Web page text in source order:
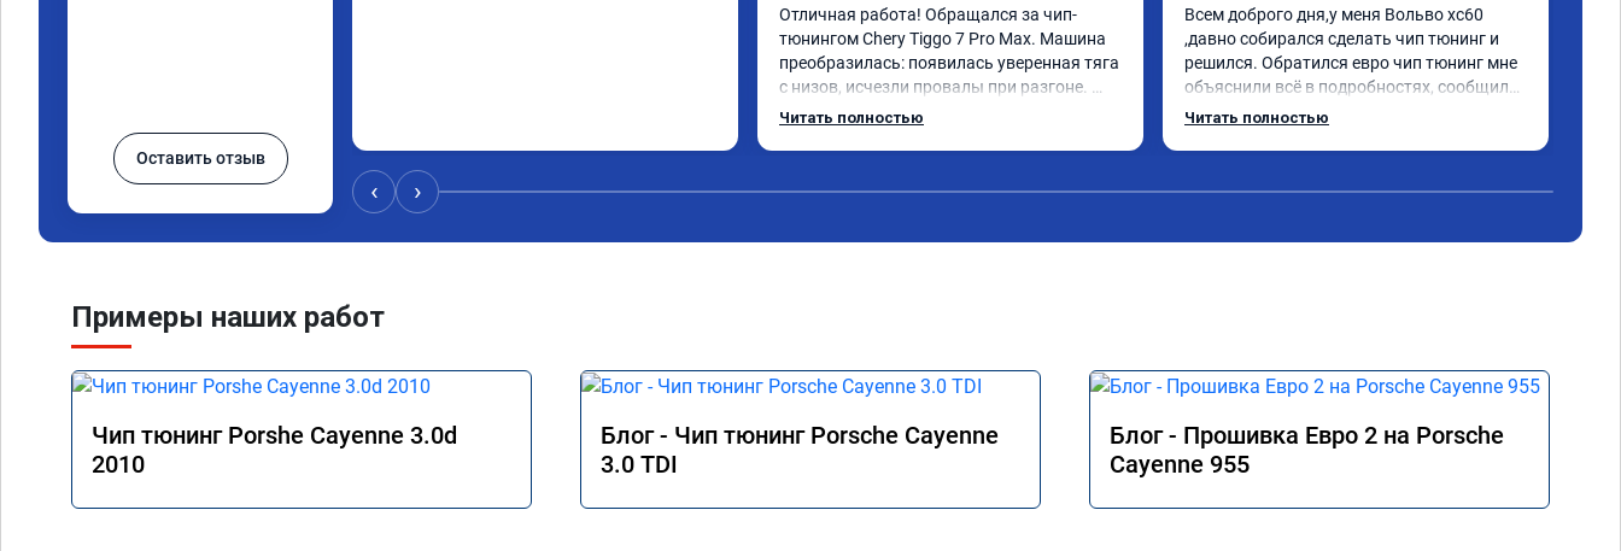
Оставить отзыв
Отличная работа! Обращался за чип-
тюнингом Chery Tiggo 7 Pro Max. Машина
преобразилась: появилась уверенная тяга
с низов, исчезли провалы при разгоне.
Расход в спокойном режиме даже немного
Читать полностью
Всем доброго дня,у меня Вольво xc60
,давно собирался сделать чип тюнинг и
решился. Обратился евро чип тюнинг мне
объяснили всё в подробностях, сообщили
сумму записали. Приехал в назначенное
Читать полностью
‹ ›
Примеры наших работ
Чип тюнинг Porshe Cayenne 3.0d
2010
Блог - Чип тюнинг Porsche Cayenne
3.0 TDI
Блог - Прошивка Евро 2 на Porsche
Cayenne 955